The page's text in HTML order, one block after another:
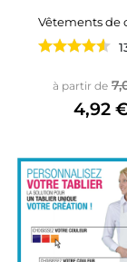
Vêtements de
à partir de
4,92